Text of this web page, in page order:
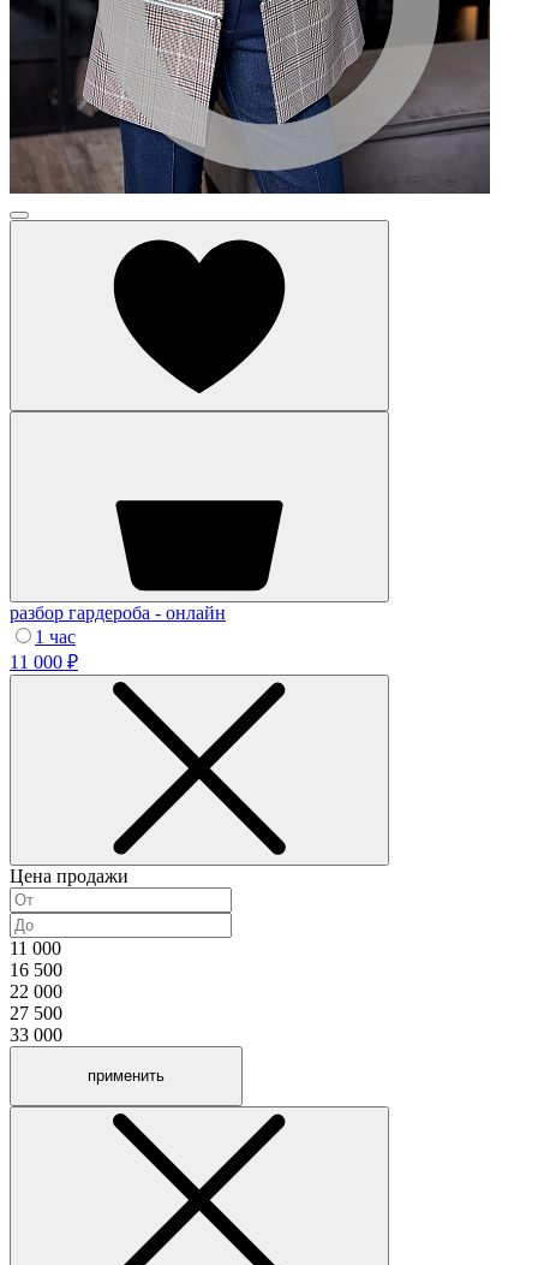
разбор гардероба - онлайн
1 час
11 000 ₽
Цена продажи
11 000
16 500
22 000
27 500
33 000
применить